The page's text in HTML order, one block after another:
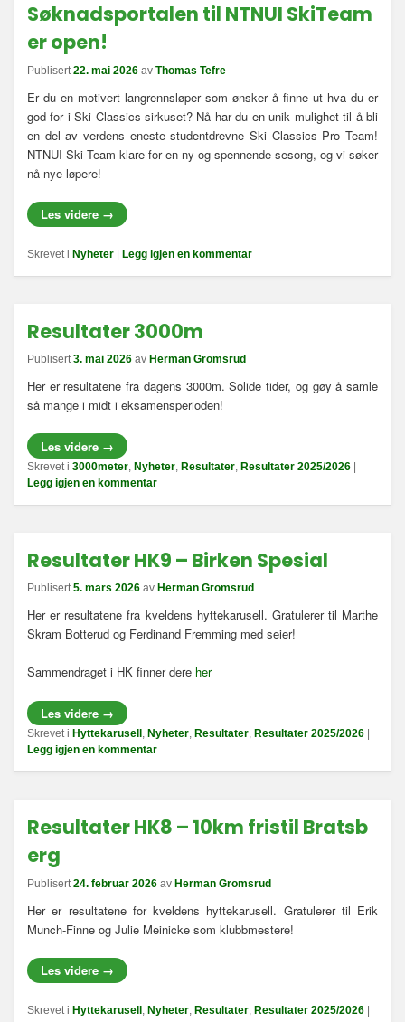
Søknadsportalen til NTNUI SkiTeam
er open!
Publisert 22. mai 2026 av Thomas Tefre
Er du en motivert langrennsløper som ønsker å finne ut hva du er
god for i Ski Classics-sirkuset? Nå har du en unik mulighet til å bli
en del av verdens eneste studentdrevne Ski Classics Pro Team!
NTNUI Ski Team klare for en ny og spennende sesong, og vi søker
nå nye løpere!
Les videre →
Skrevet i Nyheter | Legg igjen en kommentar
Resultater 3000m
Publisert3. mai 2026 av Herman Gromsrud
Her er resultatene fra dagens 3000m. Solide tider, og gøy å samle
så mange i midt i eksamensperioden!
Les videre →
Skrevet i 3000meter, Nyheter, Resultater, Resultater 2025/2026
Legg igjen en kommentar
Resultater HK9 – Birken Spesial
Publisert5. mars 2026 av Herman Gromsrud
Her er resultatene fra kveldens hyttekarusell. Gratulerer til Marthe
Skram Botterud og Ferdinand Fremming med seier!
Sammendraget i HK finner dere her
Les videre →
Skrevet i Hyttekarusell , Nyheter, Resultater, Resultater 2025/2026
Legg igjen en kommentar
Resultater HK8 – 10km fristil Bratsb
erg
Publisert 24. februar 2026 av Herman Gromsrud
Her er resultatene for kveldens hyttekarusell. Gratulerer til Erik
Munch-Finne og Julie Meinicke som klubbmestere!
Les videre →
Skrevet i Hyttekarusell Nyheter Resultater Resultater 2025/2026 |